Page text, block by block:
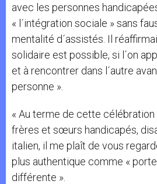
avec les personnes
« l´intégration sociale » sans
mentalité d´assistés. Il
solidaire est possible, si l´on
et à rencontrer dans l´autre
personne ».
« Au terme de cette
frères et sœurs handicapés,
italien, il me plaît de vous
plus authentique comme «
différente ».